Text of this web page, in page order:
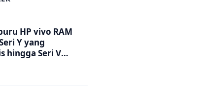
HP vivo RAM
Y yang
hingga Seri V
Militer!